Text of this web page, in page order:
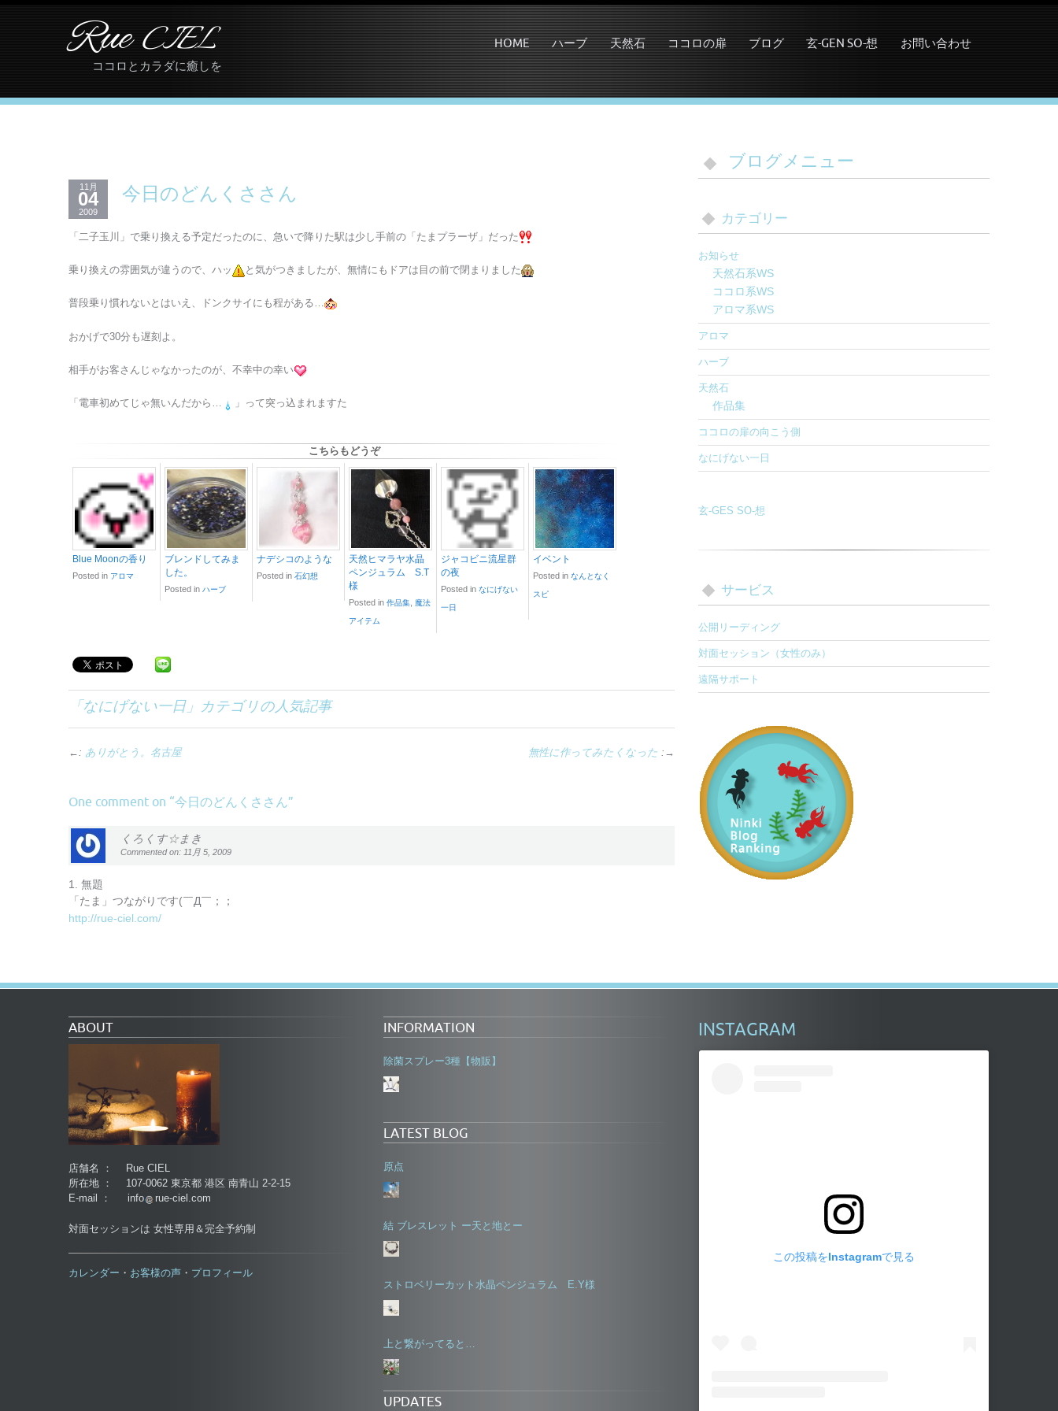
RueCIEL
ココロとカラダに癒しを
HOME ハーブ 天然石 ココロの扉 ブログ 玄-GEN SO-想 お問い合わせ
11月
04
2009
今日のどんくささん
「二子玉川」で乗り換える予定だったのに、急いで降りた駅は少し手前の「たまプラーザ」だった
乗り換えの雰囲気が違うので、ハッ と気がつきましたが、無情にもドアは目の前で閉まりました
普段乗り慣れないとはいえ、ドンクサイにも程がある…
おかげで30分も遅刻よ。
相手がお客さんじゃなかったのが、不幸中の幸い
「電車初めてじゃ無いんだから… 」って突っ込まれますた
こちらもどうぞ
Blue Moonの香り
Posted in アロマ
ブレンドしてみま
した。
Posted in ハーブ
ナデシコのような
Posted in 石幻想
天然ヒマラヤ水晶
ペンジュラム S.T
様
Posted in 作品集, 魔法
アイテム
ジャコビニ流星群
の夜
Posted in なにげない
一日
イベント
Posted in なんとなく
スピ
「なにげない一日」カテゴリの人気記事
←: ありがとう。名古屋 無性に作ってみたくなった :→
One comment on “今日のどんくささん”
くろくす☆まき
Commented on: 11月 5, 2009
1. 無題
「たま」つながりです(￣Д￣；；
http://rue-ciel.com/
ブログメニュー
カテゴリー
お知らせ
天然石系WS
ココロ系WS
アロマ系WS
アロマ
ハーブ
天然石
作品集
ココロの扉の向こう側
なにげない一日
玄-GES SO-想
サービス
公開リーディング
対面セッション（女性のみ）
遠隔サポート
ABOUT
店舗名 ： Rue CIEL
所在地 ： 107-0062 東京都 港区 南青山 2-2-15
E-mail ： info
rue-ciel.com
対面セッションは 女性専用＆完全予約制
カレンダー ・ お客様の声 ・ プロフィール
INFORMATION
除菌スプレー3種【物販】
LATEST BLOG
原点
結 ブレスレット ー天と地とー
ストロベリーカット水晶ペンジュラム E.Y様
上と繋がってると…
UPDATES
INSTAGRAM
この投稿をInstagramで見る